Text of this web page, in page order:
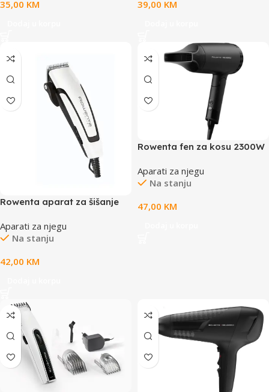
35,00 KM 39,00 KM
Rowenta aparat za šišanje
Aparati za njegu
Na stanju
42,00 KM
Rowenta fen za kosu 2300W
Aparati za njegu
Na stanju
47,00 KM